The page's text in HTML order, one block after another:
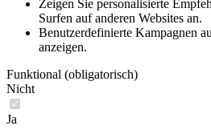
Zeigen Sie personalisierte
Surfen auf anderen Websites an.
Benutzerdefinierte Kampagnen
anzeigen.
Funktional (obligatorisch)
Nicht
Ja